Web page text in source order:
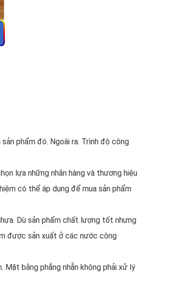
phẩm đó. Ngoài ra. Trình độ công
lựa những nhãn hàng và thương hiệu
có thể áp dụng để mua sản phẩm
Dù sản phẩm chất lượng tốt nhưng
được sản xuất ở các nước công
Mặt bằng phẳng nhẵn không phải xử lý